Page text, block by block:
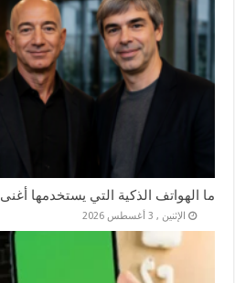
ما الهواتف الذكية التي يستخدمها أغنى 5 رجال بالعالم؟
الإثنين , 3 أغسطس 2026